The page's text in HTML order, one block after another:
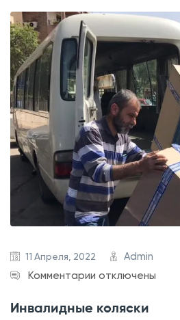
11 Апреля, 2022
Admin
Комментарии к
а
отключены
Инвалидные коляски